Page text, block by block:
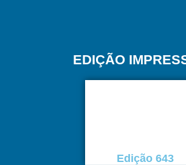
EDIÇÃO
Edição 643